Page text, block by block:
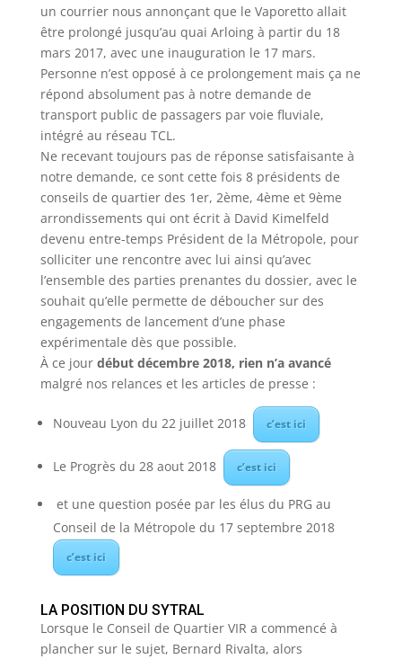
un courrier nous annonçant que le Vaporetto allait
être prolongé jusqu’au quai Arloing à partir du 18
mars 2017, avec une inauguration le 17 mars.
Personne n’est opposé à ce prolongement mais ça ne
répond absolument pas à notre demande de
transport public de passagers par voie fluviale,
intégré au réseau TCL.
Ne recevant toujours pas de réponse satisfaisante à
notre demande, ce sont cette fois 8 présidents de
conseils de quartier des 1er, 2ème, 4ème et 9ème
arrondissements qui ont écrit à David Kimelfeld
devenu entre-temps Président de la Métropole, pour
solliciter une rencontre avec lui ainsi qu’avec
l’ensemble des parties prenantes du dossier, avec le
souhait qu’elle permette de déboucher sur des
engagements de lancement d’une phase
expérimentale dès que possible.
À ce jourdébut décembre 2018, rien n’a avancé
malgré nos relances et les articles de presse :
Nouveau Lyon du 22 juillet 2018 c’est ici
Le Progrès du 28 aout 2018 c’est ici
et une question posée par les élus du PRG au
Conseil de la Métropole du 17 septembre 2018
c’est ici
LA POSITION DU SYTRAL
Lorsque le Conseil de Quartier VIR a commencé à
plancher sur le sujet, Bernard Rivalta, alors